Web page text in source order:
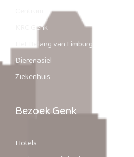
KRC Genk
Het Belang van Limburg
Dierenasiel
Ziekenhuis
Bezoek Genk
Hotels